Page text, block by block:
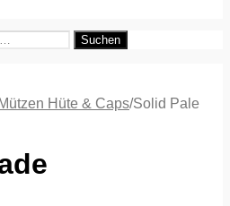
Suchen
Hüte & Caps/Solid Pale